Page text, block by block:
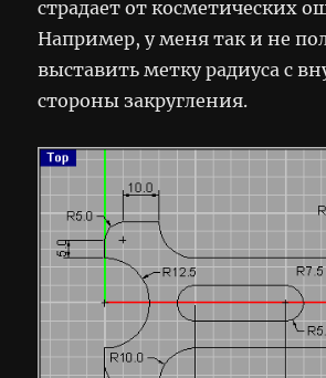
страдает от косметических
Например, у меня так и не
выставить метку радиуса с
стороны закругления.